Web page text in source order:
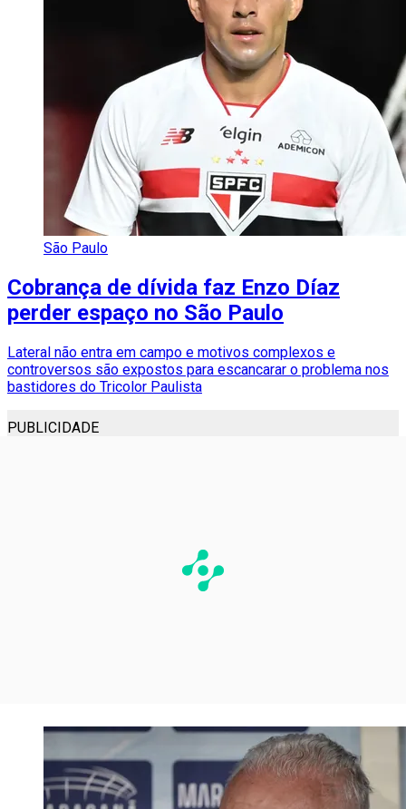
São Paulo
Cobrança de dívida faz Enzo Díaz
perder espaço no São Paulo
Lateral não entra em campo e motivos complexos e
controversos são expostos para escancarar o problema nos
bastidores do Tricolor Paulista
PUBLICIDADE